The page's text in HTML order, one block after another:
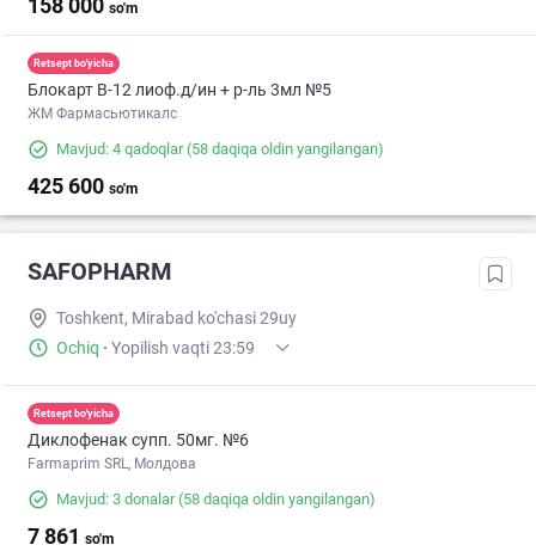
158 000 so'm
Retsept bo'yicha
Блокарт В-12 лиоф.д/ин + р-ль 3мл №5
ЖМ Фармасьютикалс
Mavjud: 4 qadoqlar(58 daqiqa oldin yangilangan)
425 600 so'm
SAFOPHARM
Toshkent, Mirabad ko'chasi 29uy
Ochiq · Yopilish vaqti 23:59
Retsept bo'yicha
Диклофенак супп. 50мг. №6
Farmaprim SRL, Молдова
Mavjud: 3 donalar(58 daqiqa oldin yangilangan)
7 861 so'm